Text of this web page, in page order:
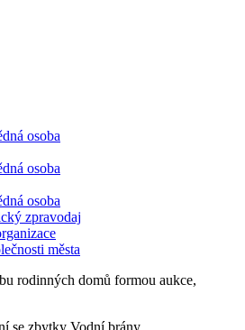
osoba
osoba
osoba
zpravodaj
města
rodinných domů formou aukce,
se zbytky Vodní brány